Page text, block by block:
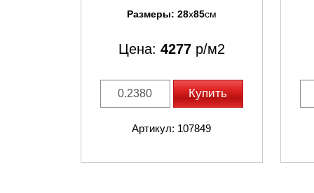
Размеры: 28x85см
Цена: 4277р/м2
Купить
Артикул: 107849